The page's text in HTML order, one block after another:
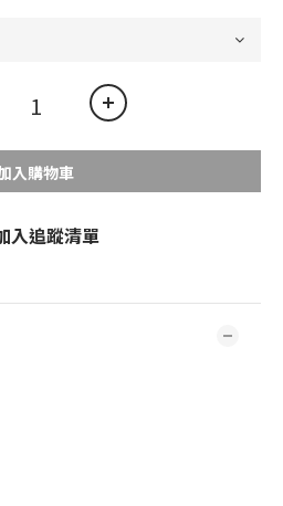
入購物車
入追蹤清單